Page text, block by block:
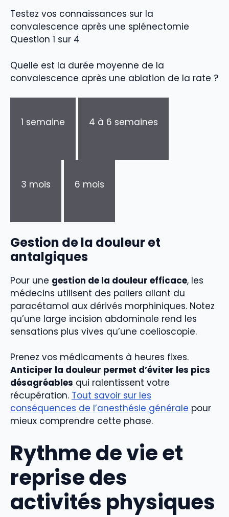
Testez vos connaissances sur la
convalescence après une splénectomie
Question 1 sur 4
Quelle est la durée moyenne de la
convalescence après une ablation de la rate ?
1 semaine 4 à 6 semaines
3 mois 6 mois
Gestion de la douleur et
antalgiques
Pour une gestion de la douleur efficace, les
médecins utilisent des paliers allant du
paracétamol aux dérivés morphiniques. Notez
qu’une large incision abdominale rend les
sensations plus vives qu’une coelioscopie.
Prenez vos médicaments à heures fixes.
Anticiper la douleur permet d’éviter les pics
désagréables qui ralentissent votre
récupération. Tout savoir sur les
conséquences de l’anesthésie générale pour
mieux comprendre cette phase.
Rythme de vie et
reprise des
activités physiques